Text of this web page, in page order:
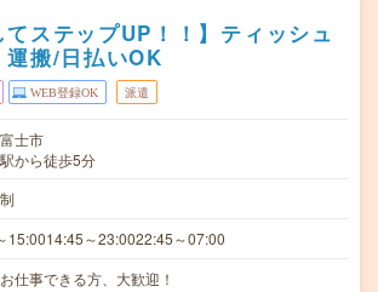
てステップUP！！】ティッシュ
運搬/日払いOK
WEB登録OK 派遣
士市
から徒歩5分
15:0014:45～23:0022:45～07:00
仕事できる方、大歓迎！